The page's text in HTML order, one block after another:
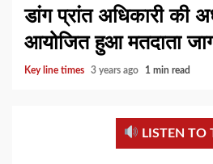
डांग प्रांत अधिकारी की
आयोजित हुआ मतदाता
Key line times 3 years ago 1 min read
LISTEN TO